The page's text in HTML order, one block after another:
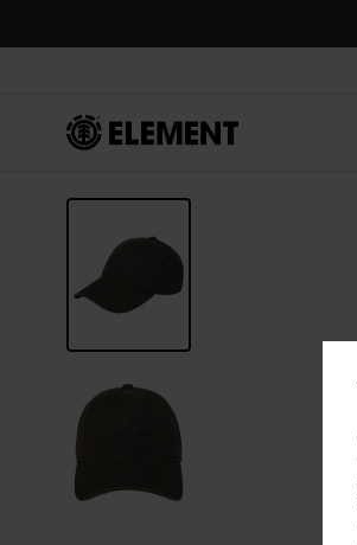
Produktinformation